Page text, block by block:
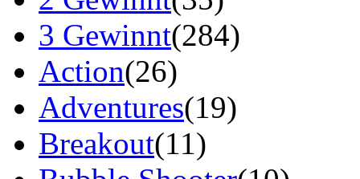
3 Gewinnt(284)
Action(26)
Adventures(19)
Breakout(11)